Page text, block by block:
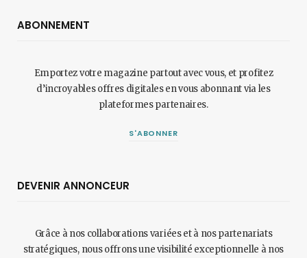
ABONNEMENT
Emportez votre magazine partout avec vous, et profitez
d’incroyables offres digitales en vous abonnant via les
plateformes partenaires.
S'ABONNER
DEVENIR ANNONCEUR
Grâce à nos collaborations variées et à nos partenariats
stratégiques, nous offrons une visibilité exceptionnelle à nos